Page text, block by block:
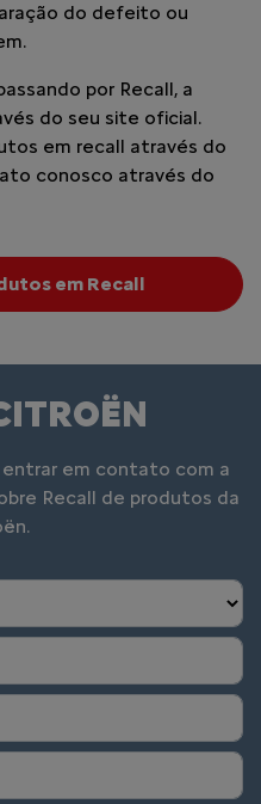
do defeito ou
por Recall, a
do seu site oficial.
em recall através do
conosco através do
em Recall
entrar em contato com a
Recall de produtos da